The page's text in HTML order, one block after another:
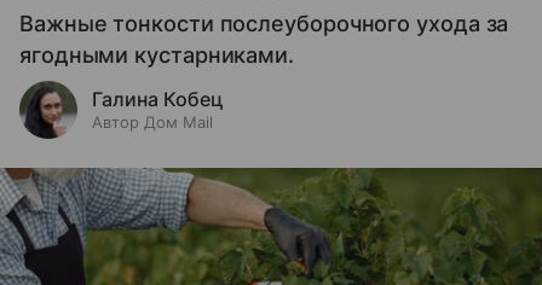
Важные тонкости послеуборочного ухода за
ягодными кустарниками.
Галина Кобец
Автор Дом Mail